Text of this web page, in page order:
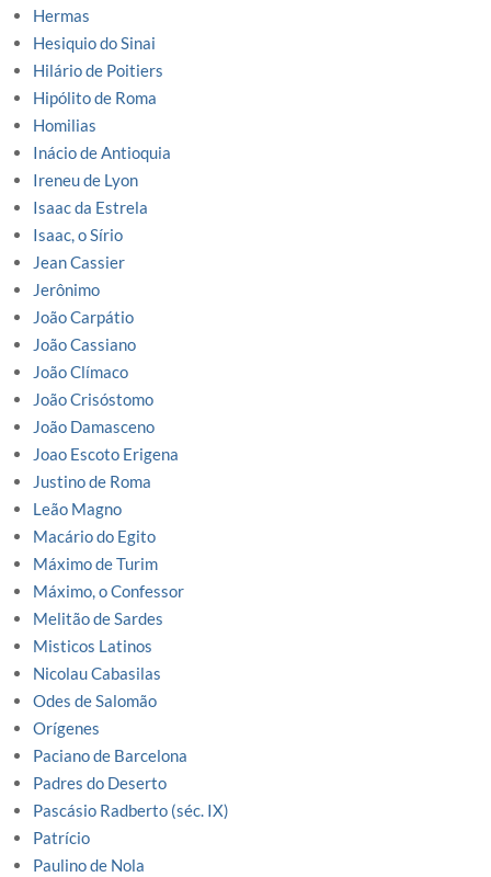
Hermas
Hesiquio do Sinai
Hilário de Poitiers
Hipólito de Roma
Homilias
Inácio de Antioquia
Ireneu de Lyon
Isaac da Estrela
Isaac, o Sírio
Jean Cassier
Jerônimo
João Carpátio
João Cassiano
João Clímaco
João Crisóstomo
João Damasceno
Joao Escoto Erigena
Justino de Roma
Leão Magno
Macário do Egito
Máximo de Turim
Máximo, o Confessor
Melitão de Sardes
Misticos Latinos
Nicolau Cabasilas
Odes de Salomão
Orígenes
Paciano de Barcelona
Padres do Deserto
Pascásio Radberto (séc. IX)
Patrício
Paulino de Nola